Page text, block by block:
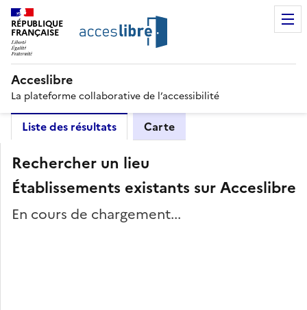
RÉPUBLIQUE
FRANÇAISE
Acceslibre
La plateforme collaborative de l’accessibilité
Liste des résultats Carte
Rechercher un lieu
Établissements existants sur Acceslibre
En cours de chargement...